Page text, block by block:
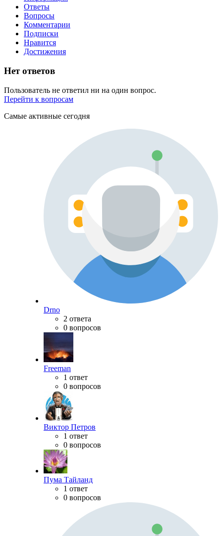
Ответы
Вопросы
Комментарии
Подписки
Нравится
Достижения
Нет ответов
Пользователь не ответил ни на один вопрос.
Перейти к вопросам
Самые активные сегодня
Drno
2 ответа
0 вопросов
Freeman
1 ответ
0 вопросов
Виктор Петров
1 ответ
0 вопросов
Пума Тайланд
1 ответ
0 вопросов